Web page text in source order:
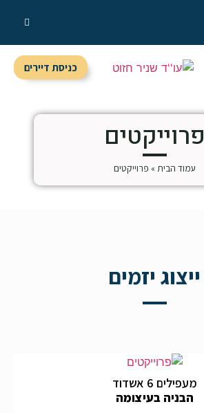
כניסת דיירים
פרוייקטים
עמוד הבית» פרוייקטים
ייצוג יזמים
מעפילים 6 אשדוד
הבניה בעיצומה